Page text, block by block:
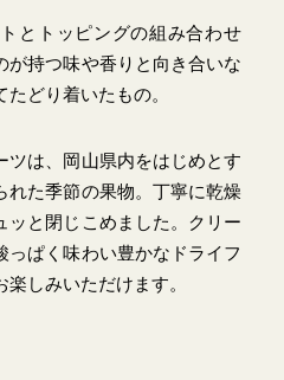
とトッピングの組み合わせ
が持つ味や香りと向き合いな
どり着いたもの。
ツは、岡山県内をはじめとす
れた季節の果物。丁寧に乾燥
ッと閉じこめました。クリー
っぱく味わい豊かなドライフ
しみいただけます。